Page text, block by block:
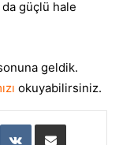
da güçlü hale
geldik.
okuyabilirsiniz.
VKontakteE-Posta ile paylaş